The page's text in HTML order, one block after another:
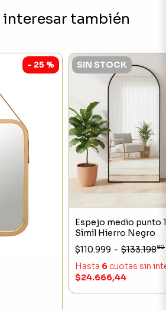
interesar también
- 25 % SIN STOCK
Espejo medio punto
Simil Hierro Negro
$110.999 - $133.19880
Hasta 6 cuotas sin
$24.666,44